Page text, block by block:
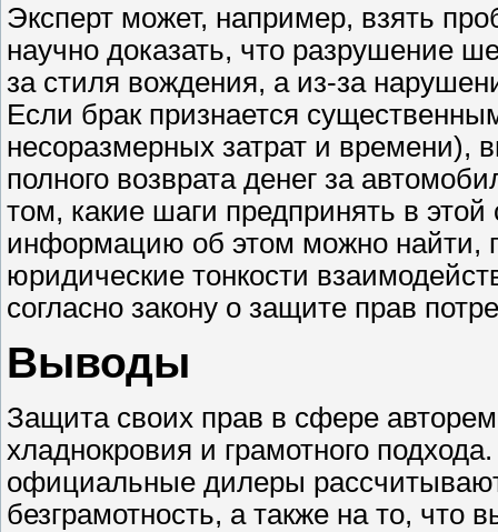
Эксперт может, например, взять
научно доказать, что разрушение
за стиля вождения, а из-за
Если брак признается
несоразмерных затрат и времени),
полного возврата денег за
том, какие шаги предпринять в
информацию об этом можно найти,
юридические тонкости
согласно закону о защите прав
Выводы
Защита своих прав в сфере
хладнокровия и грамотного
официальные дилеры
безграмотность, а также на то, что